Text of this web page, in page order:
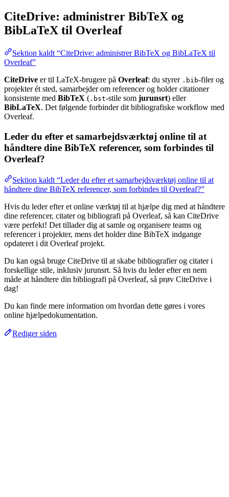
CiteDrive: administrer BibTeX og
BibLaTeX til Overleaf
Sektion kaldt “CiteDrive: administrer BibTeX og BibLaTeX til
Overleaf”
CiteDrive er til LaTeX-brugere på Overleaf: du styrer .bib-filer og
projekter ét sted, samarbejder om referencer og holder citationer
konsistente med BibTeX ( .bst-stile som jurunsrt) eller
BibLaTeX. Det følgende forbinder dit bibliografiske workflow med
Overleaf.
Leder du efter et samarbejdsværktøj online til at
håndtere dine BibTeX referencer, som forbindes til
Overleaf?
Sektion kaldt “Leder du efter et samarbejdsværktøj online til at
håndtere dine BibTeX referencer, som forbindes til Overleaf?”
Hvis du leder efter et online værktøj til at hjælpe dig med at håndtere
dine referencer, citater og bibliografi på Overleaf, så kan CiteDrive
være perfekt! Det tillader dig at samle og organisere teams og
referencer i projekter, mens det holder dine BibTeX indgange
opdateret i dit Overleaf projekt.
Du kan også bruge CiteDrive til at skabe bibliografier og citater i
forskellige stile, inklusiv jurunsrt. Så hvis du leder efter en nem
måde at håndtere din bibliografi på Overleaf, så prøv CiteDrive i
dag!
Du kan finde mere information om hvordan dette gøres i vores
online hjælpedokumentation.
Rediger siden